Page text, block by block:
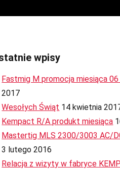
wpisy
Fastmig M promocja miesiąca 06
2017
Wesołych Świąt 14 kwietnia
Kempact R/A produkt miesiąca
Mastertig MLS 2300/3003 AC/
3 lutego 2016
Relacja z wizyty w fabryce